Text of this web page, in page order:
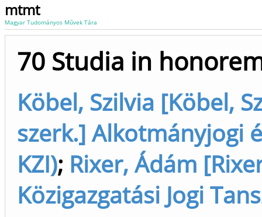
mtmt
Magyar Tudományos Művek Tára
70 Studia in
Köbel, Szilvia [Köbel,
szerk.] Alkotmányjogi
KZI); Rixer, Ádám
Közigazgatási Jogi